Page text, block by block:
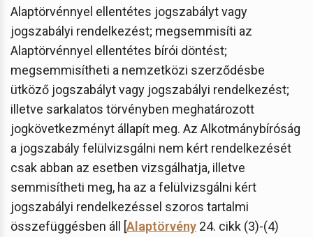
Alaptörvénnyel ellentétes jogszabályt vagy
jogszabályi rendelkezést; megsemmisíti az
Alaptörvénnyel ellentétes bírói döntést;
megsemmisítheti a nemzetközi szerződésbe
ütköző jogszabályt vagy jogszabályi rendelkezést;
illetve sarkalatos törvényben meghatározott
jogkövetkezményt állapít meg. Az Alkotmánybíróság
a jogszabály felülvizsgálni nem kért rendelkezését
csak abban az esetben vizsgálhatja, illetve
semmisítheti meg, ha az a felülvizsgálni kért
jogszabályi rendelkezéssel szoros tartalmi
összefüggésben áll [Alaptörvény 24. cikk (3)-(4)